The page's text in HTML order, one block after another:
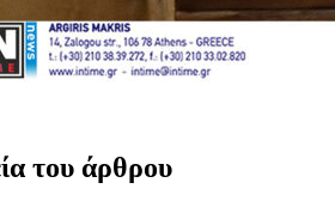
του άρθρου